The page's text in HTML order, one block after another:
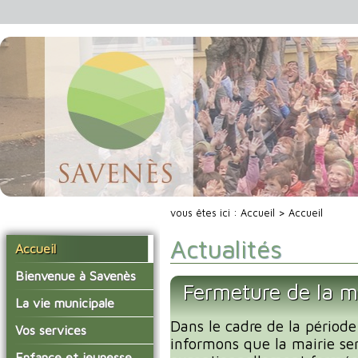
Accueil
Bienvenue à Savenès
Situer Savenès
Savenès en chiffre
L'histoire du village
La vie municipale
Vos élus
Les compte-rendus du
Vos services
La mairie
vous êtes ici : Accueil > Accueil
Actualités
Fermeture de la
Dans le cadre de la
informons que la mairie